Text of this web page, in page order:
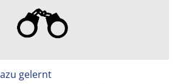
gelernt